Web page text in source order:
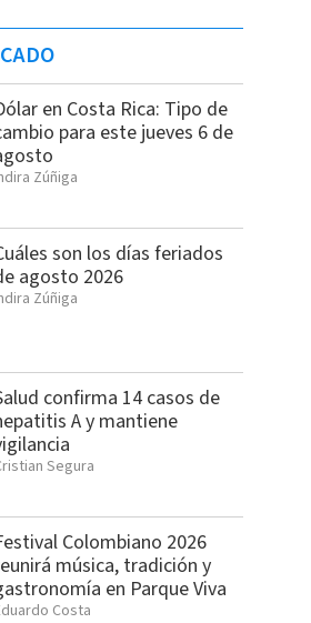
en Costa Rica: Tipo de
para este jueves 6 de
Zúñiga
son los días feriados
agosto 2026
Zúñiga
confirma 14 casos de
A y mantiene
Segura
Colombiano 2026
música, tradición y
en Parque Viva
Costa